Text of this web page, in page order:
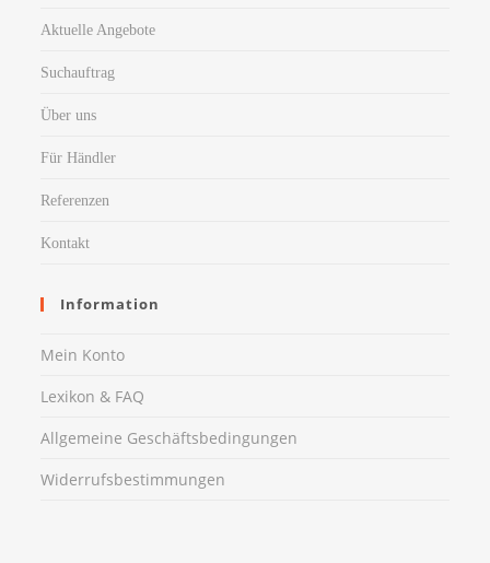
Aktuelle Angebote
Suchauftrag
Über uns
Für Händler
Referenzen
Kontakt
Information
Mein Konto
Lexikon & FAQ
Allgemeine Geschäftsbedingungen
Widerrufsbestimmungen